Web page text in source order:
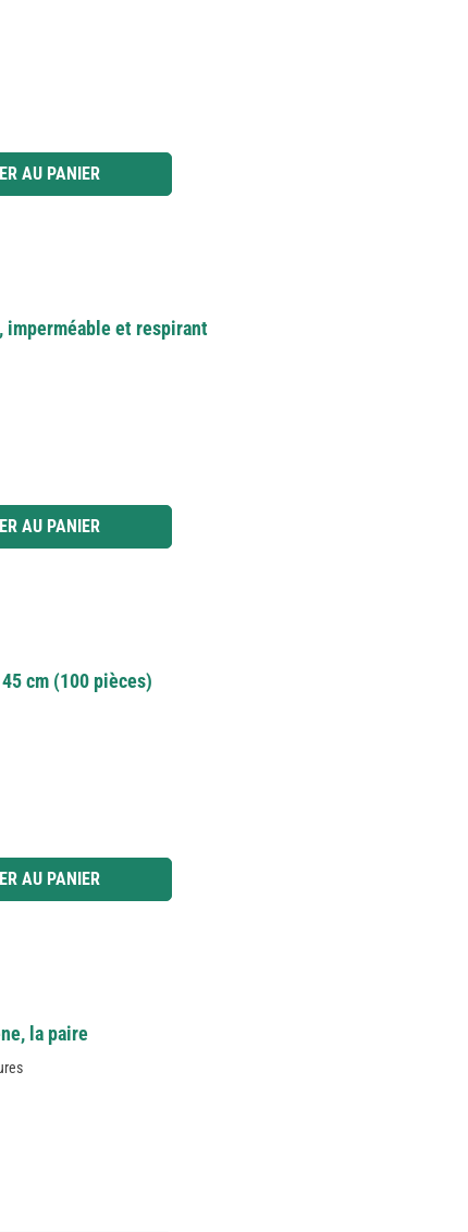
les boutons pour augmenter ou diminuer la quantité.
AU PANIER
imperméable et respirant
les boutons pour augmenter ou diminuer la quantité.
AU PANIER
cm (100 pièces)
les boutons pour augmenter ou diminuer la quantité.
AU PANIER
la paire